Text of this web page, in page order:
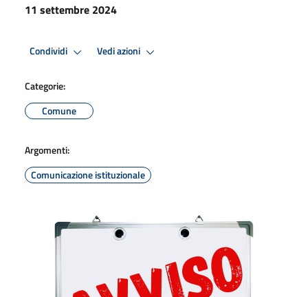
11 settembre 2024
Condividi Vedi azioni
Categorie:
Comune
Argomenti:
Comunicazione istituzionale